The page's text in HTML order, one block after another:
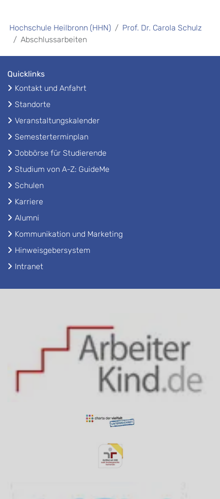
Hochschule Heilbronn (HHN)
Prof. Dr. Carola Schulz
Abschlussarbeiten
Quicklinks
Kontakt und Anfahrt
Standorte
Veranstaltungskalender
Semesterterminplan
Jobbörse für Studierende
Studium von A-Z: GuideMe
Schulen
Karriere
Alumni
Kommunikation und Marketing
Hinweisgebersystem
Intranet